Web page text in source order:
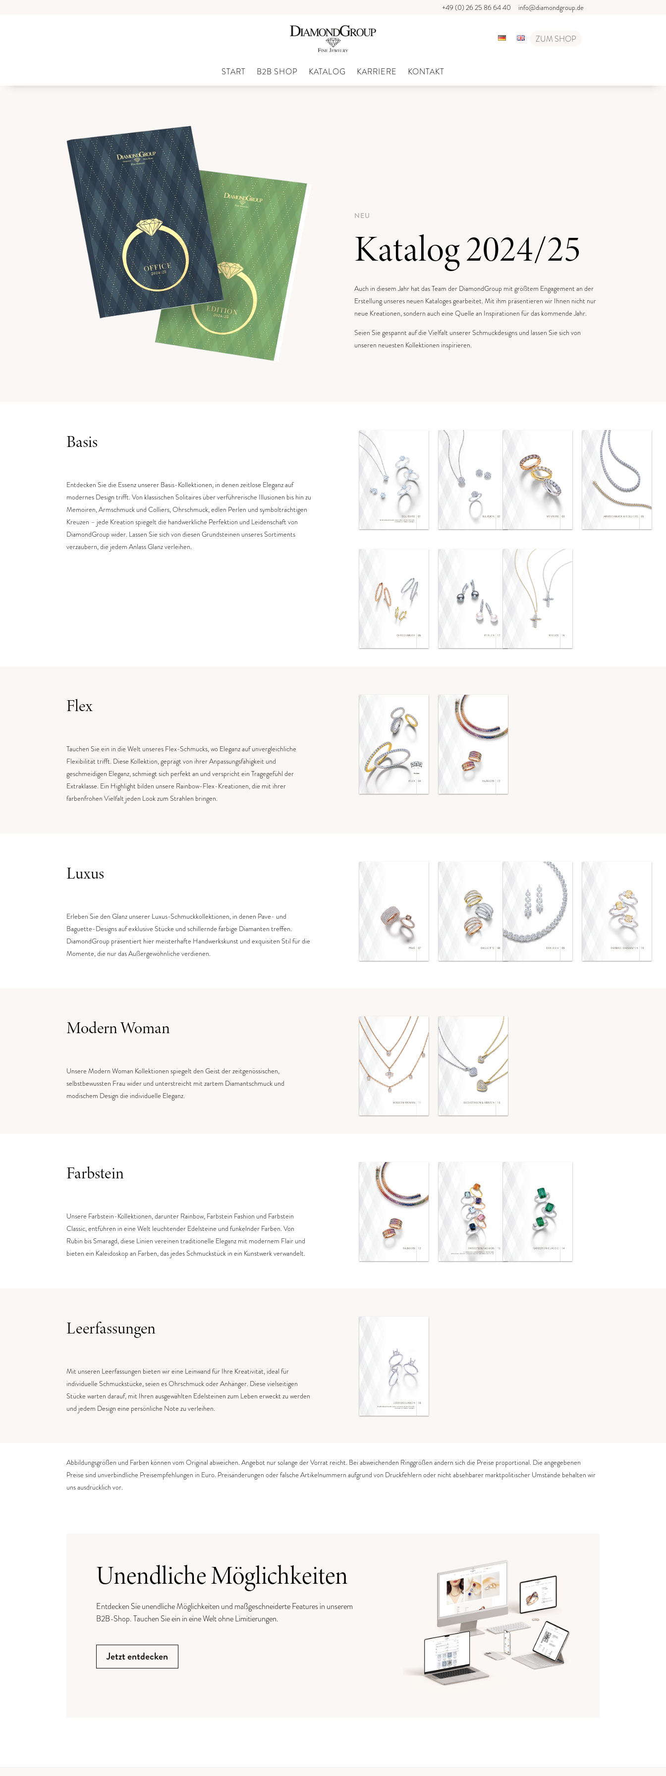
+49 (0) 26 25 86 64 40 info@diamondgroup.de
ZUM SHOP
START B2B SHOP KATALOG KARRIERE KONTAKT
NEU
Katalog 2024/25
Auch in diesem Jahr hat das Team der DiamondGroup mit größtem Engagement an der
Erstellung unseres neuen Kataloges gearbeitet. Mit ihm präsentieren wir Ihnen nicht nur
neue Kreationen, sondern auch eine Quelle an Inspirationen für das kommende Jahr.
Seien Sie gespannt auf die Vielfalt unserer Schmuckdesigns und lassen Sie sich von
unseren neuesten Kollektionen inspirieren.
Basis
Entdecken Sie die Essenz unserer Basis-Kollektionen, in denen zeitlose Eleganz auf
modernes Design trifft. Von klassischen Solitaires über verführerische Illusionen bis hin zu
Memoiren, Armschmuck und Colliers, Ohrschmuck, edlen Perlen und symbolträchtigen
Kreuzen – jede Kreation spiegelt die handwerkliche Perfektion und Leidenschaft von
DiamondGroup wider. Lassen Sie sich von diesen Grundsteinen unseres Sortiments
verzaubern, die jedem Anlass Glanz verleihen.
Flex
Tauchen Sie ein in die Welt unseres Flex-Schmucks, wo Eleganz auf unvergleichliche
Flexibilität trifft. Diese Kollektion, geprägt von ihrer Anpassungsfähigkeit und
geschmeidigen Eleganz, schmiegt sich perfekt an und verspricht ein Tragegefühl der
Extraklasse. Ein Highlight bilden unsere Rainbow-Flex-Kreationen, die mit ihrer
farbenfrohen Vielfalt jeden Look zum Strahlen bringen.
Luxus
Erleben Sie den Glanz unserer Luxus-Schmuckkollektionen, in denen Pave- und
Baguette-Designs auf exklusive Stücke und schillernde farbige Diamanten treffen.
DiamondGroup präsentiert hier meisterhafte Handwerkskunst und exquisiten Stil für die
Momente, die nur das Außergewöhnliche verdienen​​.
Modern Woman
Unsere Modern Woman Kollektionen spiegelt den Geist der zeitgenössischen,
selbstbewussten Frau wider und unterstreicht mit zartem Diamantschmuck und
modischem Design die individuelle Eleganz.
Farbstein
Unsere Farbstein-Kollektionen, darunter Rainbow, Farbstein Fashion und Farbstein
Classic, entführen in eine Welt leuchtender Edelsteine und funkelnder Farben. Von
Rubin bis Smaragd, diese Linien vereinen traditionelle Eleganz mit modernem Flair und
bieten ein Kaleidoskop an Farben, das jedes Schmuckstück in ein Kunstwerk verwandelt​​.
Leerfassungen
Mit unseren Leerfassungen bieten wir eine Leinwand für Ihre Kreativität, ideal für
individuelle Schmuckstücke, seien es Ohrschmuck oder Anhänger. Diese vielseitigen
Stücke warten darauf, mit Ihren ausgewählten Edelsteinen zum Leben erweckt zu werden
und jedem Design eine persönliche Note zu verleihen​​.
Abbildungsgrößen und Farben können vom Original abweichen. Angebot nur solange der Vorrat reicht. Bei abweichenden Ringgrößen ändern sich die Preise proportional. Die angegebenen
Preise sind unverbindliche Preisempfehlungen in Euro. Preisänderungen oder falsche Artikelnummern aufgrund von Druckfehlern oder nicht absehbarer marktpolitischer Umstände behalten wir
uns ausdrücklich vor.
Unendliche Möglichkeiten
Entdecken Sie unendliche Möglichkeiten und maßgeschneiderte Features in unserem
B2B-Shop. Tauchen Sie ein in eine Welt ohne Limitierungen.
Jetzt entdecken